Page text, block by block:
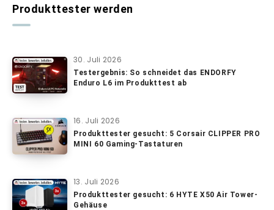
Produkttester werden
30. Juli 2026
Testergebnis: So schneidet das ENDORFY
Enduro L6 im Produkttest ab
16. Juli 2026
Produkttester gesucht: 5 Corsair CLIPPER PRO
MINI 60 Gaming-Tastaturen
13. Juli 2026
Produkttester gesucht: 6 HYTE X50 Air Tower-
Gehäuse